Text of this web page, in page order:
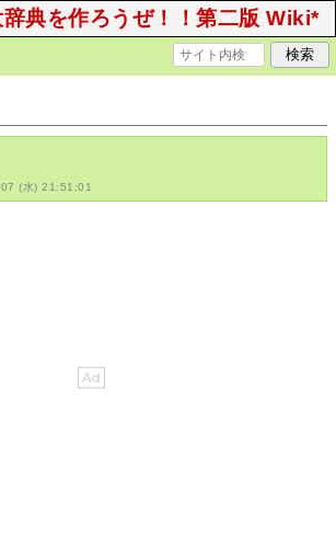
典を作ろうぜ！！第二版 Wiki*
(水) 21:51:01